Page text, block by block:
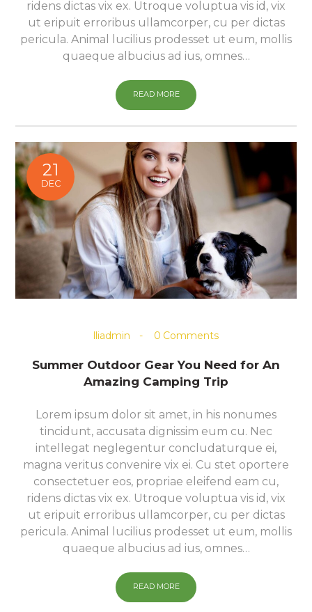
ridens dictas vix ex. Utroque voluptua vis id, vix
ut eripuit erroribus ullamcorper, cu per dictas
pericula. Animal lucilius prodesset ut eum, mollis
quaeque albucius ad ius, omnes…
READ MORE
21
DEC
lliadmin 0 Comments
Summer Outdoor Gear You Need for An
Amazing Camping Trip
Lorem ipsum dolor sit amet, in his nonumes
tincidunt, accusata dignissim eum cu. Nec
intellegat neglegentur concludaturque ei,
magna veritus convenire vix ei. Cu stet oportere
consectetuer eos, propriae eleifend eam cu,
ridens dictas vix ex. Utroque voluptua vis id, vix
ut eripuit erroribus ullamcorper, cu per dictas
pericula. Animal lucilius prodesset ut eum, mollis
quaeque albucius ad ius, omnes…
READ MORE